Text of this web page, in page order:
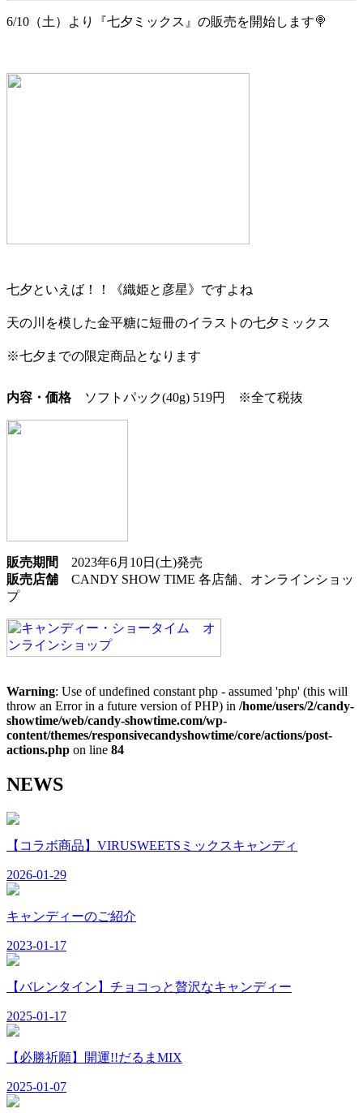
6/10（土）より『七夕ミックス』の販売を開始します🍭
七夕といえば！！《織姫と彦星》ですよね
天の川を模した金平糖に短冊のイラストの七夕ミックス
※七夕までの限定商品となります
内容・価格ソフトパック(40g) 519円 ※全て税抜
販売期間
2023年6月10日(土)発売
販売店舗 CANDY SHOW TIME 各店舗、オンラインショッ
プ
Warning: Use of undefined constant php - assumed 'php' (this will
throw an Error in a future version of PHP) in /home/users/2/candy-
showtime/web/candy-showtime.com/wp-
content/themes/responsivecandyshowtime/core/actions/post-
actions.php on line 84
NEWS
【コラボ商品】VIRUSWEETSミックスキャンディ
2026-01-29
キャンディーのご紹介
2023-01-17
【バレンタイン】チョコっと贅沢なキャンディー
2025-01-17
【必勝祈願】開運!!だるまMIX
2025-01-07